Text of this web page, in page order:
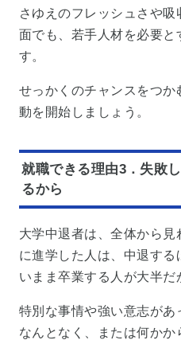
さゆえのフレッシュさや
面でも、若手人材を必要と
す。
せっかくのチャンスをつ
動を開始しましょう。
就職できる理由3．失敗
るから
大学中退者は、全体から
に進学した人は、中退す
いまま卒業する人が大半だ
特別な事情や強い意志があ
なんとなく、または何か